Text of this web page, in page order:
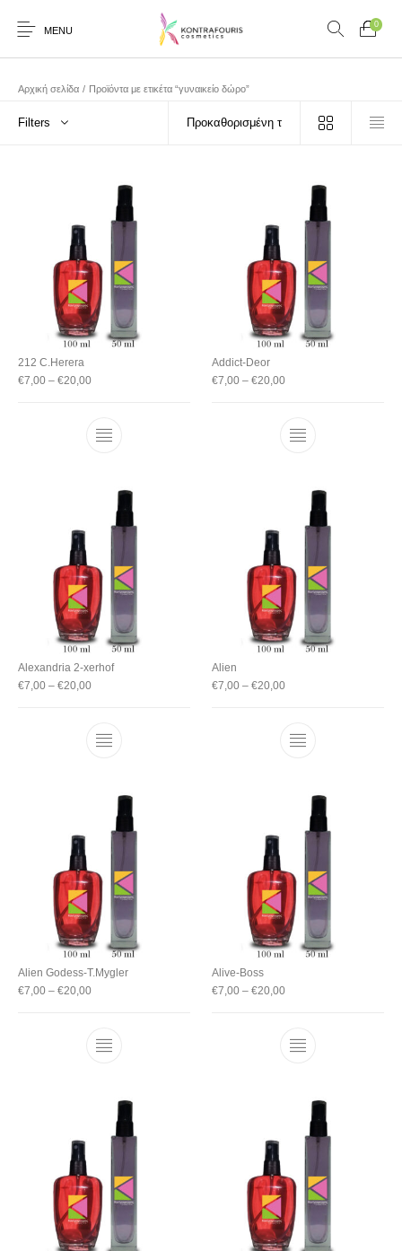
MENU
0
Αρχική σελίδα / Προϊόντα με ετικέτα “γυναικείο δώρο”
Filters
212 C.Herera
€7,00 – €20,00
Addict-Deor
€7,00 – €20,00
Alexandria 2-xerhof
€7,00 – €20,00
Alien
€7,00 – €20,00
Alien Godess-T.Mygler
€7,00 – €20,00
Alive-Boss
€7,00 – €20,00